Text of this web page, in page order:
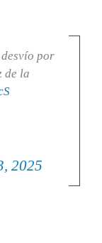
por
de la
2025